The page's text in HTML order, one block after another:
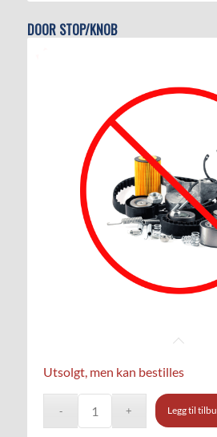
DOOR STOP/KNOB
Utsolgt, men kan bestilles
Legg til